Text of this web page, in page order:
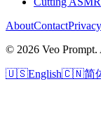
AboutContact
© 2026 Veo Prompt.
🇺🇸English🇨🇳简